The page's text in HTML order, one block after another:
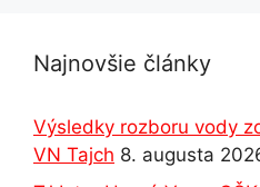
Najnovšie články
Výsledky rozboru vody
VN Tajch 8. augusta